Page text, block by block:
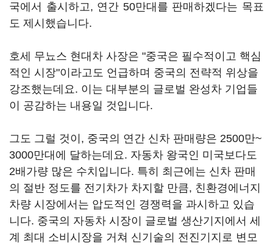
국에서 출시하고, 연간 50만대를 판매하겠다는 목표
도 제시했습니다.
호세 무뇨스 현대차 사장은 "중국은 필수적이고 핵심
적인 시장"이라고도 언급하며 중국의 전략적 위상을
강조했는데요. 이는 대부분의 글로벌 완성차 기업들
이 공감하는 내용일 것입니다.
그도 그럴 것이, 중국의 연간 신차 판매량은 2500만~
3000만대에 달하는데요. 자동차 왕국인 미국보다도
2배가량 많은 수치입니다. 특히 최근에는 신차 판매
의 절반 정도를 전기차가 차지할 만큼, 친환경에너지
차량 시장에서는 압도적인 경쟁력을 과시하고 있습
니다. 중국의 자동차 시장이 글로벌 생산기지에서 세
계 최대 소비시장을 거쳐 신기술의 전진기지로 변모